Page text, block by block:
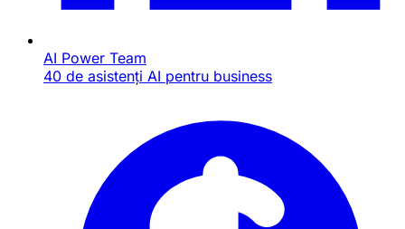
AI Power Team
40 de asistenți AI pentru business